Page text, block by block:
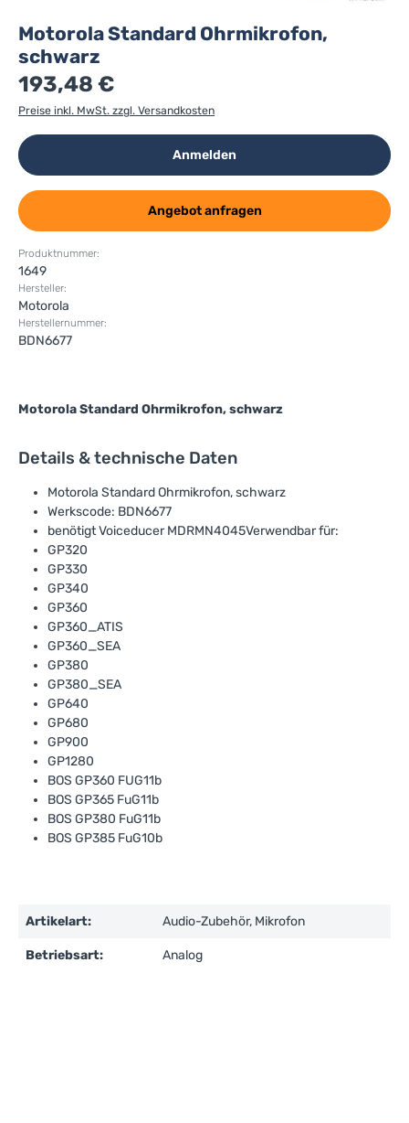
Motorola Standard Ohrmikrofon,
schwarz
193,48 €
Preise inkl. MwSt. zzgl. Versandkosten
Anmelden
Angebot anfragen
Produktnummer:
1649
Hersteller:
Motorola
Herstellernummer:
BDN6677
Motorola Standard Ohrmikrofon, schwarz
Details & technische Daten
Motorola Standard Ohrmikrofon, schwarz
Werkscode: BDN6677
benötigt Voiceducer MDRMN4045Verwendbar für:
GP320
GP330
GP340
GP360
GP360_ATIS
GP360_SEA
GP380
GP380_SEA
GP640
GP680
GP900
GP1280
BOS GP360 FUG11b
BOS GP365 FuG11b
BOS GP380 FuG11b
BOS GP385 FuG10b
Artikelart: Audio-Zubehör, Mikrofon
Betriebsart: Analog